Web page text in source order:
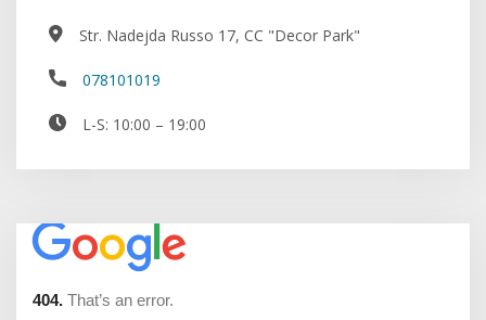
Str. Nadejda Russo 17, CC "Decor Park"
078101019
L-S: 10:00 – 19:00